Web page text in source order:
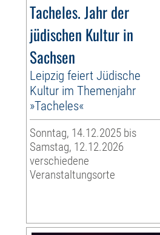
Tacheles. Jahr der
jüdischen Kultur in
Sachsen
Leipzig feiert Jüdische
Kultur im Themenjahr
»Tacheles«
Sonntag, 14.12.2025 bis
Samstag, 12.12.2026
verschiedene
Veranstaltungsorte